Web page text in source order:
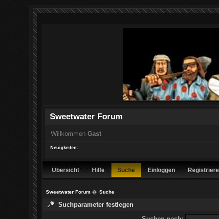
Sweetwater Forum
Willkommen Gast
Neuigkeiten:
Übersicht Hilfe Suche Einloggen
Sweetwater Forum� Suche
Suchparameter festlegen